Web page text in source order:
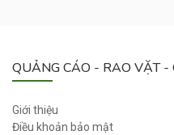
T
QUẢNG CÁO - RAO VẶT -
Giới thiệu
Điều khoản bảo mật